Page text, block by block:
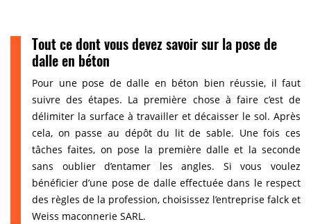
Tout ce dont vous devez savoir sur la pose de
dalle en béton
Pour une pose de dalle en béton bien réussie, il faut
suivre des étapes. La première chose à faire c’est de
délimiter la surface à travailler et décaisser le sol. Après
cela, on passe au dépôt du lit de sable. Une fois ces
tâches faites, on pose la première dalle et la seconde
sans oublier d’entamer les angles. Si vous voulez
bénéficier d’une pose de dalle effectuée dans le respect
des règles de la profession, choisissez l’entreprise falck et
Weiss maconnerie SARL.